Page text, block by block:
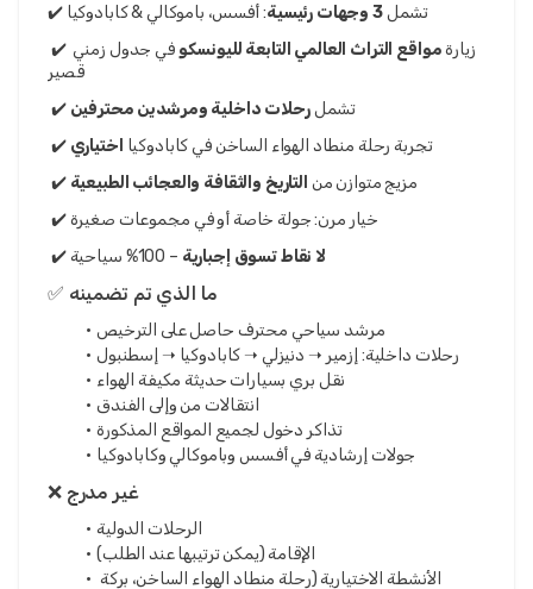
✔️ تشمل 3 وجهات رئيسية
: أفسس، باموكالي & كابادوكيا
✔️ زيارة مواقع التراث العالمي التابعة لليونسكو
في جدول زمني
قصير
✔️ تشمل رحلات داخلية ومرشدين محترفين
✔️ تجربة رحلة منطاد الهواء الساخن في كابادوكيا اختياري
✔️ مزيج متوازن من التاريخ والثقافة والعجائب الطبيعية
✔️ خيار مرن: جولة خاصة أو في مجموعات صغيرة
✔️
لا نقاط تسوق إجبارية – 100% سياحية
✅ ما الذي تم تضمينه
مرشد سياحي محترف حاصل على الترخيص
رحلات داخلية: إزمير ➝ دنيزلي ➝ كابادوكيا ➝ إسطنبول
نقل بري بسيارات حديثة مكيفة الهواء
انتقالات من وإلى الفندق
تذاكر دخول لجميع المواقع المذكورة
جولات إرشادية في أفسس وباموكالي وكابادوكيا
❌ غير مدرج
الرحلات الدولية
الإقامة (يمكن ترتيبها عند الطلب)